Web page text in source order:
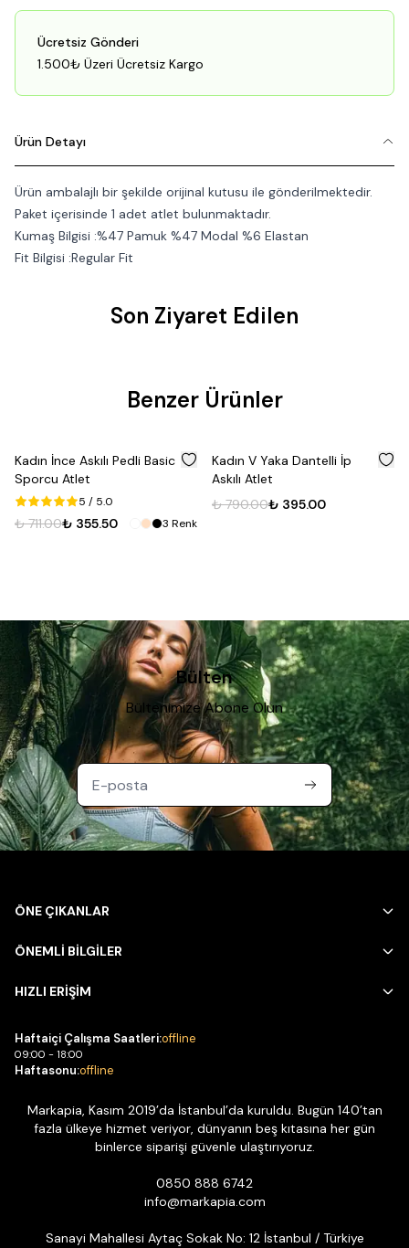
Ücretsiz Gönderi
1.500₺ Üzeri Ücretsiz Kargo
Ürün Detayı
Ürün ambalajlı bir şekilde orijinal kutusu ile gönderilmektedir.
Paket içerisinde 1 adet atlet bulunmaktadır.
Kumaş Bilgisi :%47 Pamuk %47 Modal %6 Elastan
Fit Bilgisi :Regular Fit
Son Ziyaret Edilen
Benzer Ürünler
50
Kadın İnce Askılı Pedli Basic
Sporcu Atlet
5 / 5.0
₺ 711.00₺ 355.50 3 Renk
50
Kadın V Yaka Dantelli İp
Askılı Atlet
₺ 790.00₺ 395.00
Bülten
Bültenimize Abone Olun
ÖNE ÇIKANLAR
ÖNEMLİ BİLGİLER
HIZLI ERİŞİM
Haftaiçi Çalışma Saatleri:offline
09:00 - 18:00
Haftasonu:offline
Markapia, Kasım 2019’da İstanbul’da kuruldu. Bugün 140’tan
fazla ülkeye hizmet veriyor, dünyanın beş kıtasına her gün
binlerce siparişi güvenle ulaştırıyoruz.
0850 888 6742
info@markapia.com
Sanayi Mahallesi Aytaç Sokak No: 12 İstanbul / Türkiye